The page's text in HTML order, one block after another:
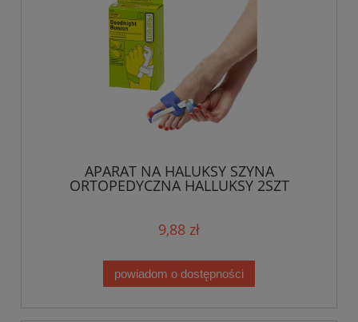
APARAT NA HALUKSY SZYNA
ORTOPEDYCZNA HALLUKSY 2SZT
9,88 zł
powiadom o dostępności